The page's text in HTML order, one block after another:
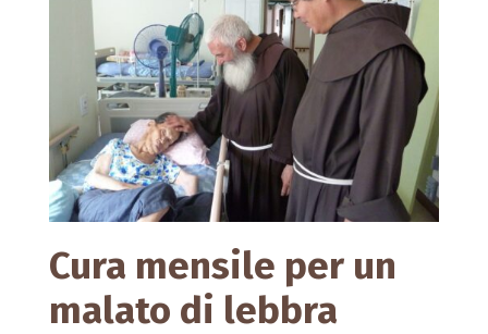
Cura mensile per un
malato di lebbra